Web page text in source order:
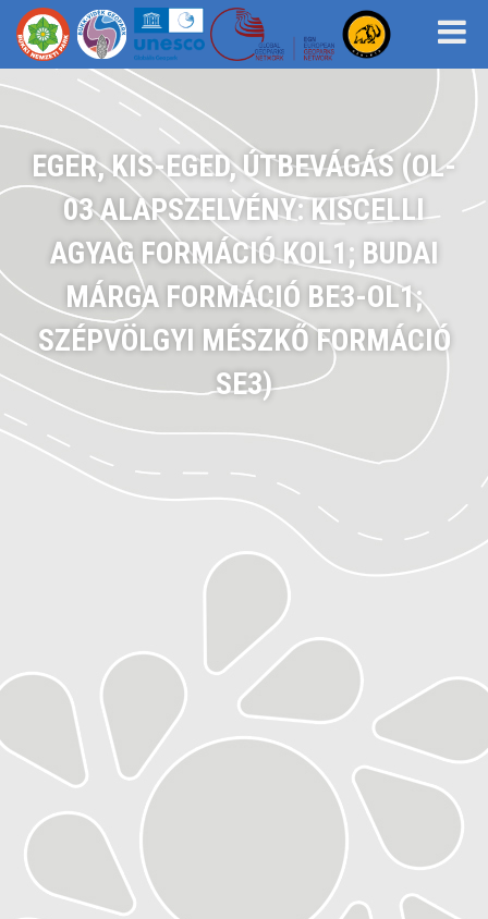
EGER, KIS-EGED, ÚTBEVÁGÁS (OL-
03 ALAPSZELVÉNY: KISCELLI
AGYAG FORMÁCIÓ KOL1; BUDAI
MÁRGA FORMÁCIÓ BE3-OL1;
SZÉPVÖLGYI MÉSZKŐ FORMÁCIÓ
SE3)